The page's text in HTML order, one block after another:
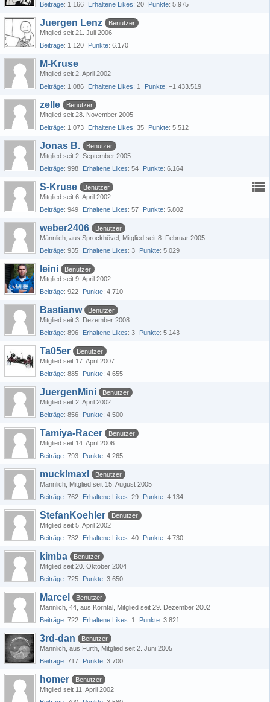
Beiträge 1.166 Erhaltene Likes 20 Punkte 5.975
Juergen Lenz
Benutzer
Mitglied seit 21. Juli 2006
Beiträge 1.120 Punkte 6.170
M-Kruse
Mitglied seit 2. April 2002
Beiträge 1.086 Erhaltene Likes 1 Punkte −1.433.519
zelle
Benutzer
Mitglied seit 28. November 2005
Beiträge 1.073 Erhaltene Likes 35 Punkte 5.512
Jonas B.
Benutzer
Mitglied seit 2. September 2005
Beiträge 998 Erhaltene Likes 54 Punkte 6.164
S-Kruse
Benutzer
Mitglied seit 6. April 2002
Beiträge 949 Erhaltene Likes 57 Punkte 5.802
weber2406
Benutzer
Männlich aus Sprockhövel Mitglied seit 8. Februar 2005
Beiträge 935 Erhaltene Likes 3 Punkte 5.029
leini
Benutzer
Mitglied seit 9. April 2002
Beiträge 922 Punkte 4.710
Bastianw
Benutzer
Mitglied seit 3. Dezember 2008
Beiträge 896 Erhaltene Likes 3 Punkte 5.143
Ta05er
Benutzer
Mitglied seit 17. April 2007
Beiträge 885 Punkte 4.655
JuergenMini
Benutzer
Mitglied seit 2. April 2002
Beiträge 856 Punkte 4.500
Tamiya-Racer
Benutzer
Mitglied seit 14. April 2006
Beiträge 793 Punkte 4.265
mucklmaxl
Benutzer
Männlich Mitglied seit 15. August 2005
Beiträge 762 Erhaltene Likes 29 Punkte 4.134
StefanKoehler
Benutzer
Mitglied seit 5. April 2002
Beiträge 732 Erhaltene Likes 40 Punkte 4.730
kimba
Benutzer
Mitglied seit 20. Oktober 2004
Beiträge 725 Punkte 3.650
Marcel
Benutzer
Männlich 44 aus Korntal Mitglied seit 29. Dezember 2002
Beiträge 722 Erhaltene Likes 1 Punkte 3.821
3rd-dan
Benutzer
Männlich aus Fürth Mitglied seit 2. Juni 2005
Beiträge 717 Punkte 3.700
homer
Benutzer
Mitglied seit 11. April 2002